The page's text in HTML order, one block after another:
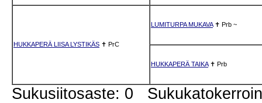
HUKKAPERÄ LIISA LYSTIKÄS ✝ PrC
LUMITURPA MUKAVA✝ Prb ~
HUKKAPERÄ TAIKA✝ Prb
Sukusiitosaste: 0